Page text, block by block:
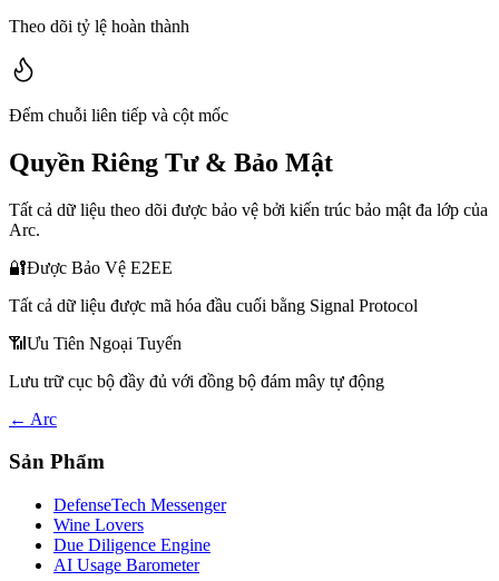
Theo dõi tỷ lệ hoàn thành
Đếm chuỗi liên tiếp và cột mốc
Quyền Riêng Tư & Bảo Mật
Tất cả dữ liệu theo dõi được bảo vệ bởi kiến trúc bảo mật đa lớp của
Arc.
🔐Được Bảo Vệ E2EE
Tất cả dữ liệu được mã hóa đầu cuối bằng Signal Protocol
📶 Ưu Tiên Ngoại Tuyến
Lưu trữ cục bộ đầy đủ với đồng bộ đám mây tự động
← Arc
Sản Phẩm
DefenseTech Messenger
Wine Lovers
Due Diligence Engine
AI Usage Barometer